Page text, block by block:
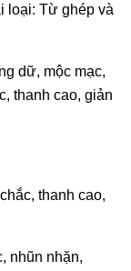
loại: Từ ghép và
dữ, mộc mạc,
thanh cao, giản
thanh cao,
nhũn nhặn,